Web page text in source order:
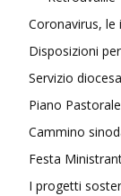
Coronavirus,
Disposizioni
Servizio
Piano
Cammino
Festa
I progetti